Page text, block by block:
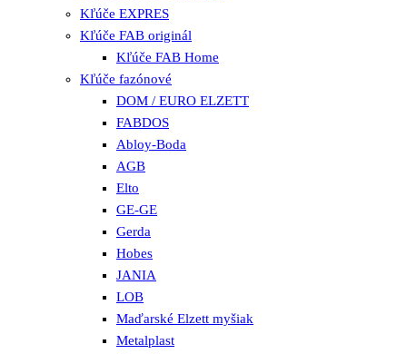
Kľúče EXPRES
Kľúče FAB originál
Kľúče FAB Home
Kľúče fazónové
DOM / EURO ELZETT
FABDOS
Abloy-Boda
AGB
Elto
GE-GE
Gerda
Hobes
JANIA
LOB
Maďarské Elzett myšiak
Metalplast